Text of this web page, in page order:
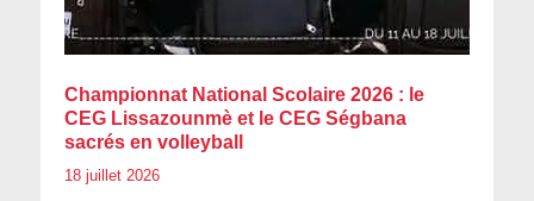
Championnat National Scolaire 2026 : le
CEG Lissazounmè et le CEG Ségbana
sacrés en volleyball
18 juillet 2026